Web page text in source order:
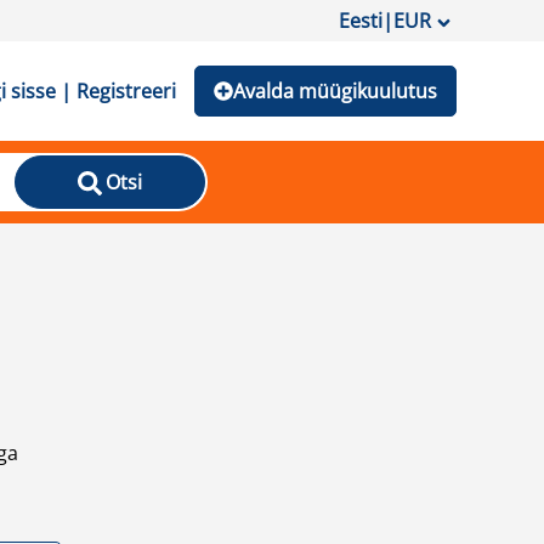
Eesti|EUR
sisse | Registreeri Avalda müügikuulutus
Otsi